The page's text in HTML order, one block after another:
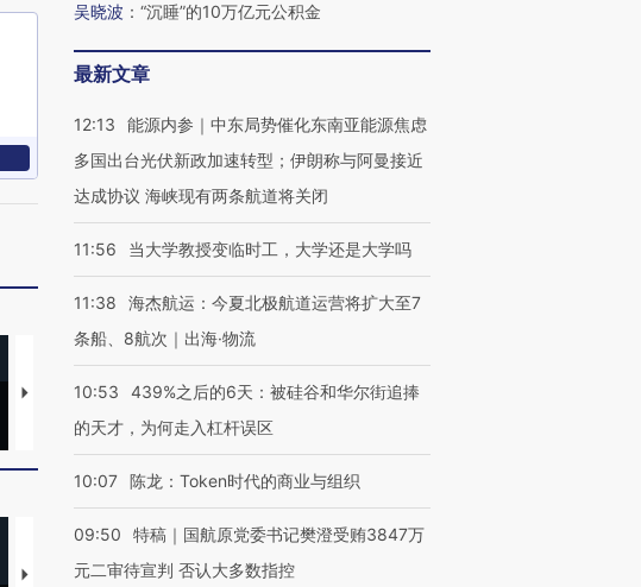
视线｜HYROX的吸金
术：是什么让中产们甘
心“花钱找虐”？
马航飞行员跨国走私7万
粒摇头丸 尿检体内含3种
毒品
视线｜被称为“蟑螂”的印
【推广】走进第四届链博
吴晓波 ： “沉睡”的10万亿元公积金
最新文章
12:13
能源内参｜中东局势催化东南亚能源焦虑
多国出台光伏新政加速转型；伊朗称与阿曼接近
达成协议 海峡现有两条航道将关闭
11:56 当大学教授变临时工，大学还是大学吗
11:38
海杰航运：今夏北极航道运营将扩大至7
条船、8航次｜出海·物流
10:53
439%之后的6天：被硅谷和华尔街追捧
的天才，为何走入杠杆误区
10:07 陈龙：Token时代的商业与组织
09:50
特稿｜国航原党委书记樊澄受贿3847万
元二审待宣判 否认大多数指控